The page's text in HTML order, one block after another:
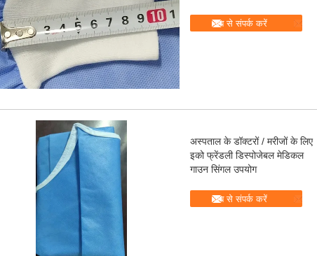
अब से संपर्क करें
अस्पताल के डॉक्टरों / मरीजों के लिए
इको फ्रेंडली डिस्पोजेबल मेडिकल
गाउन सिंगल उपयोग
अब से संपर्क करें